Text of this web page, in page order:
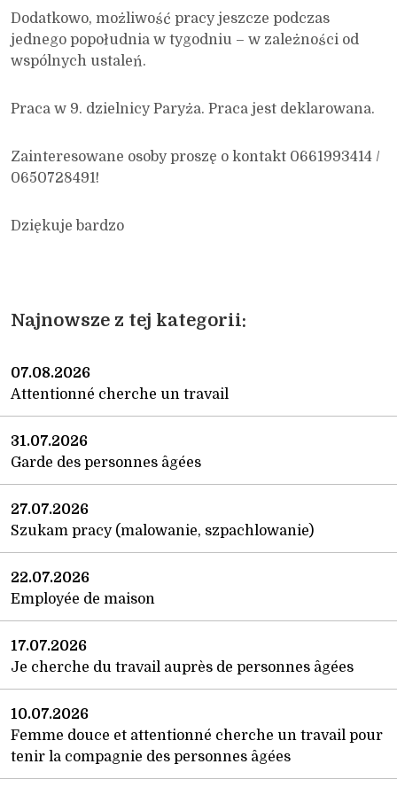
Dodatkowo, możliwość pracy jeszcze podczas
jednego popołudnia w tygodniu – w zależności od
wspólnych ustaleń.
Praca w 9. dzielnicy Paryża. Praca jest deklarowana.
Zainteresowane osoby proszę o kontakt 0661993414 /
0650728491!
Dziękuje bardzo
Najnowsze z tej kategorii:
07.08.2026
Attentionné cherche un travail
31.07.2026
Garde des personnes âgées
27.07.2026
Szukam pracy (malowanie, szpachlowanie)
22.07.2026
Employée de maison
17.07.2026
Je cherche du travail auprès de personnes âgées
10.07.2026
Femme douce et attentionné cherche un travail pour
tenir la compagnie des personnes âgées